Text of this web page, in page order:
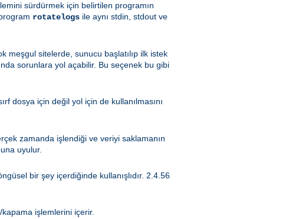
sürdürmek için belirtilen programın
rotatelogs ile aynı stdin, stdout ve
meşgul sitelerde, sunucu başlatılıp ilk istek
sorunlara yol açabilir. Bu seçenek bu gibi
dosya için değil yol için de kullanılmasını
zamanda işlendiği ve veriyi saklamanın
uyulur.
bir şey içerdiğinde kullanışlıdır. 2.4.56
kapama işlemlerini içerir.